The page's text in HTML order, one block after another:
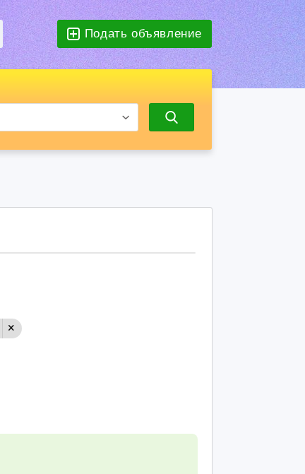
Подать объявление